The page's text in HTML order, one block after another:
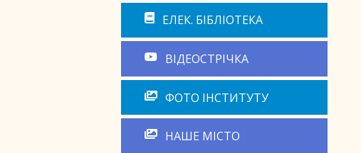
ЕЛЕК. БІБЛІОТЕКА
ВІДЕОСТРІЧКА
ФОТО ІНСТИТУТУ
НАШЕ МІСТО